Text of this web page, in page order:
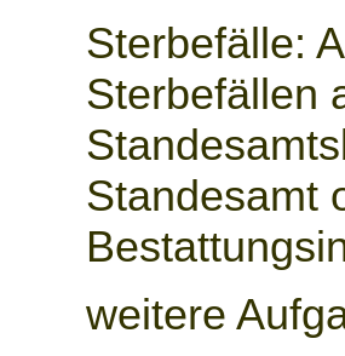
Sterbefälle:
Sterbefällen
Standesamt
weitere